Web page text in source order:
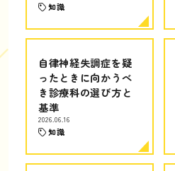
知識
自律神経失調症を疑
ったときに向かうべ
き診療科の選び方と
基準
2026.06.16
知識